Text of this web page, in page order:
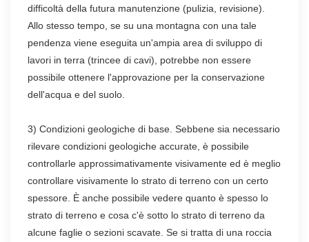
difficoltà della futura manutenzione (pulizia, revisione).
Allo stesso tempo, se su una montagna con una tale
pendenza viene eseguita un'ampia area di sviluppo di
lavori in terra (trincee di cavi), potrebbe non essere
possibile ottenere l'approvazione per la conservazione
dell'acqua e del suolo.
3) Condizioni geologiche di base. Sebbene sia necessario
rilevare condizioni geologiche accurate, è possibile
controllarle approssimativamente visivamente ed è meglio
controllare visivamente lo strato di terreno con un certo
spessore. È anche possibile vedere quanto è spesso lo
strato di terreno e cosa c'è sotto lo strato di terreno da
alcune faglie o sezioni scavate. Se si tratta di una roccia